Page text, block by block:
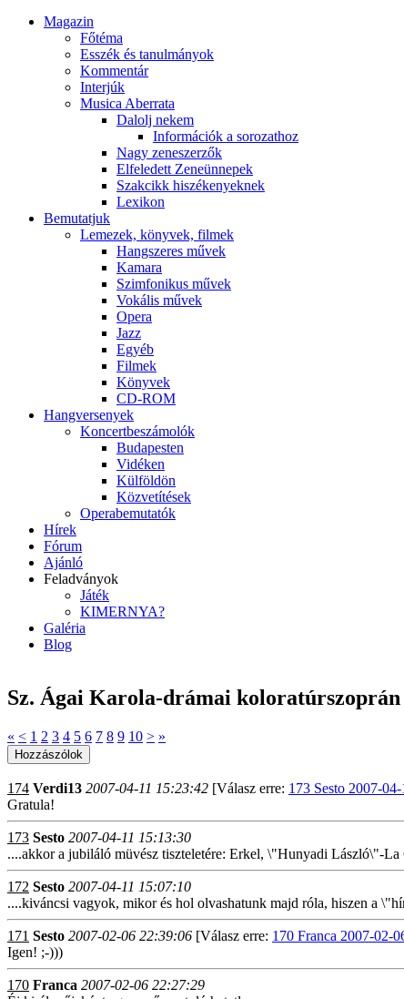
Magazin
Főtéma
Esszék és tanulmányok
Kommentár
Interjúk
Musica Aberrata
Dalolj nekem
Információk a sorozathoz
Nagy zeneszerzők
Elfeledett Zeneünnepek
Szakcikk hiszékenyeknek
Lexikon
Bemutatjuk
Lemezek, könyvek, filmek
Hangszeres művek
Kamara
Szimfonikus művek
Vokális művek
Opera
Jazz
Egyéb
Filmek
Könyvek
CD-ROM
Hangversenyek
Koncertbeszámolók
Budapesten
Vidéken
Külföldön
Közvetítések
Operabemutatók
Hírek
Fórum
Ajánló
Feladványok
Játék
KIMERNYA?
Galéria
Blog
Sz. Ágai Karola-drámai koloratúrszoprán
« < 1 2 3 4 5 6 7 8 9 10 > »
174 Verdi13 2007-04-11 15:23:42 [Válasz erre: 173 Sesto 2007-
Gratula!
173 Sesto 2007-04-11 15:13:30
....akkor a jubiláló müvész tiszteletére: Erkel, \"Hunyadi László\"-
172 Sesto 2007-04-11 15:07:10
....kiváncsi vagyok, mikor és hol olvashatunk majd róla, hiszen a
171 Sesto 2007-02-06 22:39:06 [Válasz erre: 170 Franca 2007-02-
Igen! ;-)))
170 Franca 2007-02-06 22:27:29